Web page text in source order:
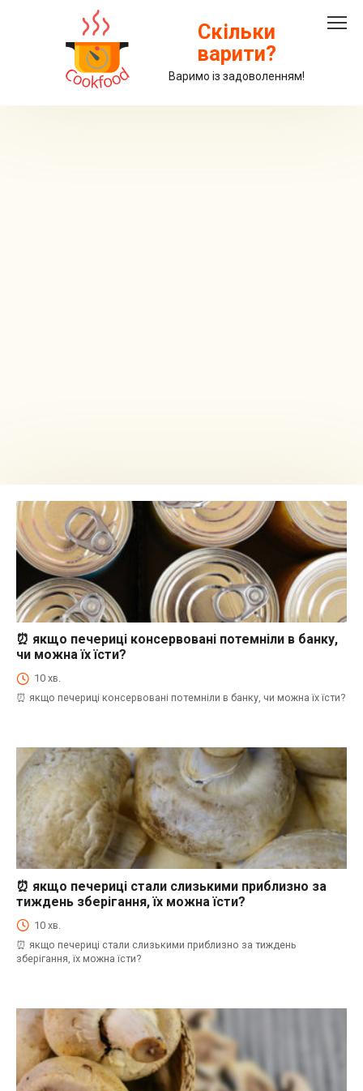
Скільки
варити?
Варимо із задоволенням!
⏰Енциклопедія Coofood. Як економити час і гроші на кухні. Практичний побут.
⏰ якщо печериці консервовані потемніли в банку,
чи можна їх їсти?
10 хв.
⏰ якщо печериці консервовані потемніли в банку, чи можна їх їсти?
⏰Енциклопедія Coofood. Як економити час і гроші на кухні. Практичний побут.
⏰ якщо печериці стали слизькими приблизно за
тиждень зберігання, їх можна їсти?
10 хв.
⏰ якщо печериці стали слизькими приблизно за тиждень
зберігання, їх можна їсти?